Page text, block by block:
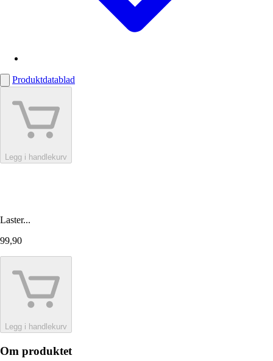
Produktdatablad
Legg i handlekurv
Laster...
99,90
Legg i handlekurv
Om produktet